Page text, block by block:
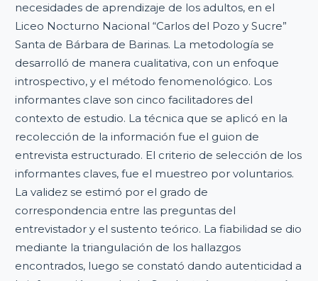
necesidades de aprendizaje de los adultos, en el
Liceo Nocturno Nacional “Carlos del Pozo y Sucre”
Santa de Bárbara de Barinas. La metodología se
desarrolló de manera cualitativa, con un enfoque
introspectivo, y el método fenomenológico. Los
informantes clave son cinco facilitadores del
contexto de estudio. La técnica que se aplicó en la
recolección de la información fue el guion de
entrevista estructurado. El criterio de selección de los
informantes claves, fue el muestreo por voluntarios.
La validez se estimó por el grado de
correspondencia entre las preguntas del
entrevistador y el sustento teórico. La fiabilidad se dio
mediante la triangulación de los hallazgos
encontrados, luego se constató dando autenticidad a